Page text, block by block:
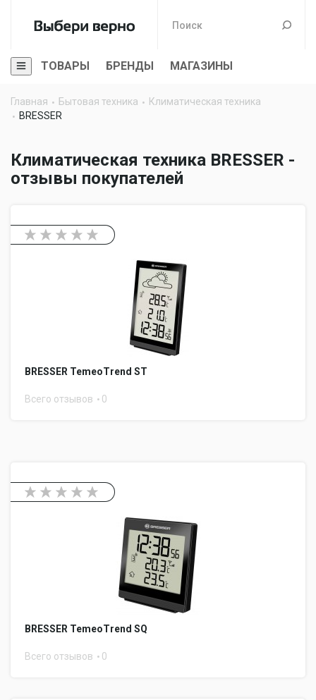
ТОВАРЫ БРЕНДЫ МАГАЗИНЫ
Главная Бытовая техника
Климатическая техника
BRESSER
Климатическая техника BRESSER -
отзывы покупателей
BRESSER TemeoTrend ST
Всего отзывов 0
BRESSER TemeoTrend SQ
Всего отзывов 0